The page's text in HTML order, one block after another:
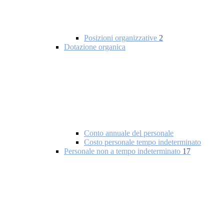
Posizioni organizzative 2
Dotazione organica
Conto annuale del personale
Costo personale tempo indeterminato
Personale non a tempo indeterminato 17